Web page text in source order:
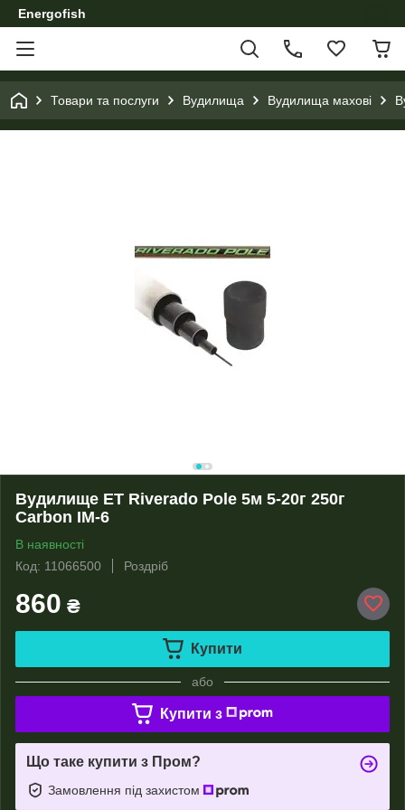
Energofish
Товари та послуги Вудилища Вудилища махові
Вудилище ET Riverado Pole 5м 5-20г 250г
Carbon IM-6
В наявності
Код: 11066500
Роздріб
860 ₴
Купити
або
Купити з
Що таке купити з Пром?
Замовлення під захистом